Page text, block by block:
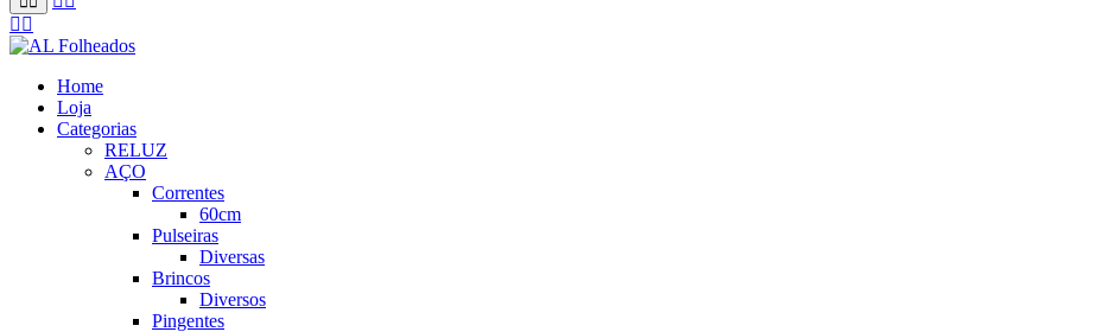
Home
Loja
Categorias
RELUZ
AÇO
Correntes
60cm
Pulseiras
Diversas
Brincos
Diversos
Pingentes